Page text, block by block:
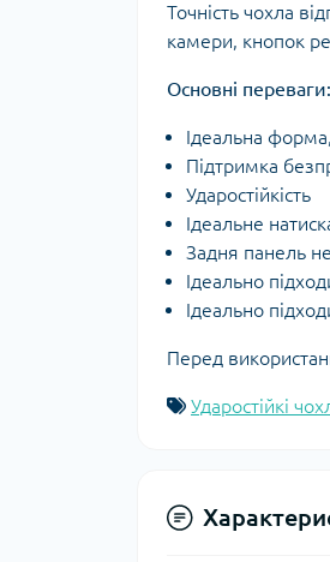
Точність чохла
камери, кнопок
Основні переваги:
Ідеальна
Підтримка
Ударостійкість
Ідеальне
Задня панель
Ідеально
Ідеально
Перед
Ударостійкі